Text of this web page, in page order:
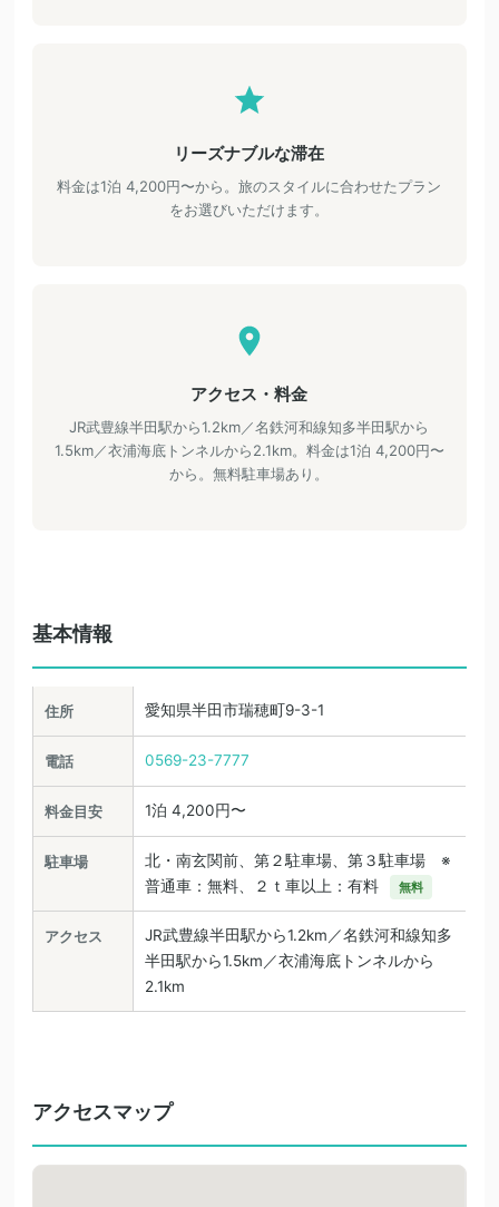
リーズナブルな滞在
料金は1泊 4,200円〜から。旅のスタイルに合わせたプラン
をお選びいただけます。
アクセス・料金
JR武豊線半田駅から1.2km／名鉄河和線知多半田駅から
1.5km／衣浦海底トンネルから2.1km。料金は1泊 4,200円〜
から。無料駐車場あり。
基本情報
住所 愛知県半田市瑞穂町9-3-1
電話 0569-23-7777
料金目安 1泊 4,200円〜
駐車場
北・南玄関前、第２駐車場、第３駐車場 ※
普通車：無料、２ｔ車以上：有料
無料
アクセス
JR武豊線半田駅から1.2km／名鉄河和線知多
半田駅から1.5km／衣浦海底トンネルから
2.1km
アクセスマップ